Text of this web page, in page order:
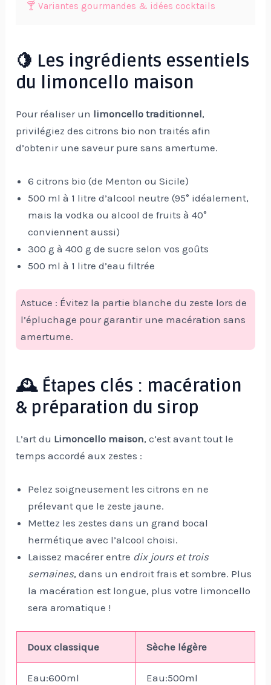
🍸 Variantes gourmandes & idées cocktails
🍋 Les ingrédients essentiels
du limoncello maison
Pour réaliser un limoncello traditionnel,
privilégiez des citrons bio non traités afin
d’obtenir une saveur pure sans amertume.
6 citrons bio (de Menton ou Sicile)
500 ml à 1 litre d’alcool neutre (95° idéalement,
mais la vodka ou alcool de fruits à 40°
conviennent aussi)
300 g à 400 g de sucre selon vos goûts
500 ml à 1 litre d’eau filtrée
Astuce : Évitez la partie blanche du zeste lors de
l’épluchage pour garantir une macération sans
amertume.
🕰️ Étapes clés : macération
& préparation du sirop
L’art du Limoncello maison, c’est avant tout le
temps accordé aux zestes :
Pelez soigneusement les citrons en ne
prélevant que le zeste jaune.
Mettez les zestes dans un grand bocal
hermétique avec l’alcool choisi.
Laissez macérer entre dix jours et trois
semaines, dans un endroit frais et sombre. Plus
la macération est longue, plus votre limoncello
sera aromatique !
Doux classique Sèche légère
Eau:600ml
Eau:500ml